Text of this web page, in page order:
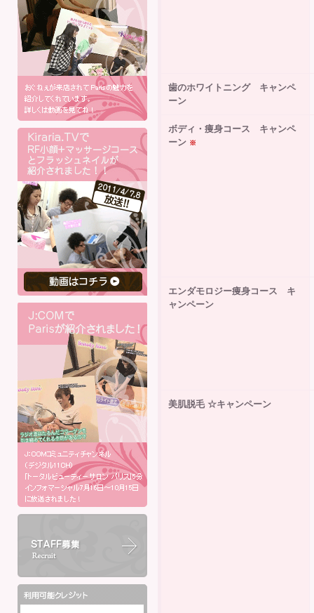
歯のホワイトニング キャンペ
ーン
ボディ・痩身コース キャンペ
ーン ※
エンダモロジー痩身コース キ
ャンペーン
美肌脱毛 ☆キャンペーン